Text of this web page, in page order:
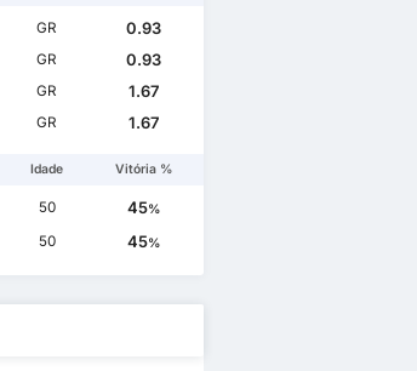
GR
0.93
GR
0.93
GR
1.67
GR 1.67
Idade Vitória %
50 45%
50 45%